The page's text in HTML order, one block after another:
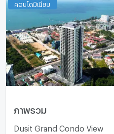
คอนโดมิเนียม
ภาพรวม
Dusit Grand Condo View